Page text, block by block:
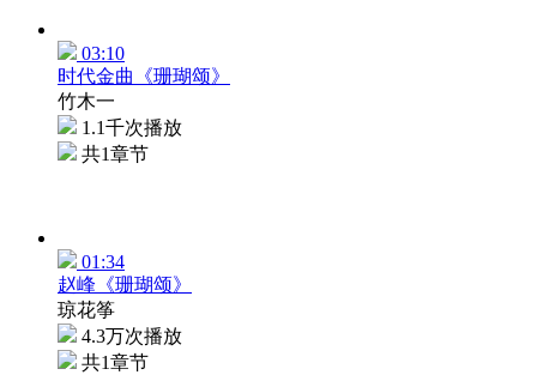
03:10
时代金曲《珊瑚颂》
竹木一
1.1千次播放
共1章节
01:34
赵峰《珊瑚颂》
琼花筝
4.3万次播放
共1章节